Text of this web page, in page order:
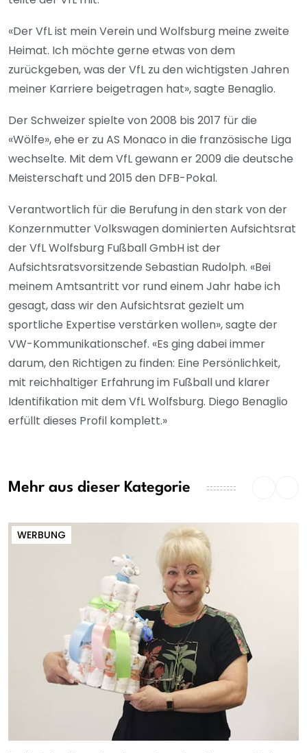
«Der VfL ist mein Verein und Wolfsburg meine zweite
Heimat. Ich möchte gerne etwas von dem
zurückgeben, was der VfL zu den wichtigsten Jahren
meiner Karriere beigetragen hat», sagte Benaglio.
Der Schweizer spielte von 2008 bis 2017 für die
«Wölfe», ehe er zu AS Monaco in die französische Liga
wechselte. Mit dem VfL gewann er 2009 die deutsche
Meisterschaft und 2015 den DFB-Pokal.
Verantwortlich für die Berufung in den stark von der
Konzernmutter Volkswagen dominierten Aufsichtsrat
der VfL Wolfsburg Fußball GmbH ist der
Aufsichtsratsvorsitzende Sebastian Rudolph. «Bei
meinem Amtsantritt vor rund einem Jahr habe ich
gesagt, dass wir den Aufsichtsrat gezielt um
sportliche Expertise verstärken wollen», sagte der
VW-Kommunikationschef. «Es ging dabei immer
darum, den Richtigen zu finden: Eine Persönlichkeit,
mit reichhaltiger Erfahrung im Fußball und klarer
Identifikation mit dem VfL Wolfsburg. Diego Benaglio
erfüllt dieses Profil komplett.»
Mehr aus dieser Kategorie
WERBUNG